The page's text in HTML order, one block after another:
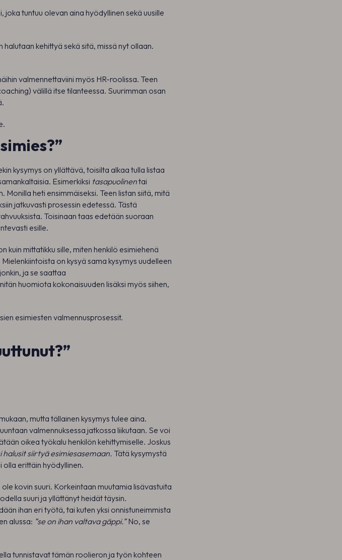
joka tuntuu olevan aina hyödyllinen sekä uusille
kehittyä sekä sitä, missä nyt ollaan.
valmennettaviini myös HR-roolissa. Teen
välillä itse tilanteessa. Suurimman osan
kysymys on yllättävä, toisilta alkaa tulla listaa
Esimerkiksi tasapuolinentai
Monilla heti ensimmäiseksi. Teen listan siitä, mitä
jatkuvasti prosessin edetessä. Tästä
Toisinaan taas edetään suoraan
esille.
kuin mittatikku sille, miten henkilö esimiehenä
on kysyä sama kysymys uudelleen
ja se saattaa
huomiota kokonaisuuden lisäksi myös siihen,
esimiesten valmennusprosessit.
mutta tällainen kysymys tulee aina.
valmennuksessa jatkossa liikutaan. Se voi
oikea työkalu henkilön kehittymiselle. Joskus
halusit siirtyä esimiesasemaan. Tätä kysymystä
olla erittäin hyödyllinen.
kovin suuri. Korkeintaan muutamia lisävastuita
suuri ja yllättänyt heidät täysin.
ihan eri työtä, tai kuten yksi onnistuneimmista
alussa: ”se on ihan valtava gäppi.”No, se
tunnistavat tämän roolieron ja työn kohteen